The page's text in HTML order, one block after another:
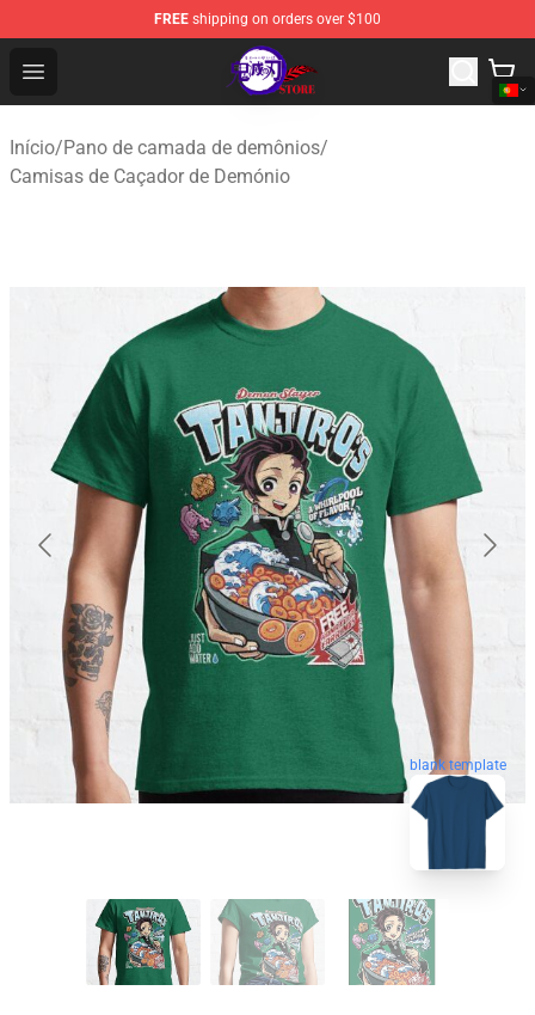
FREE shipping on orders over $100
Open menu
Kimetsu no Yaiba Store - Official Kimetsu no Yaiba
Início/Pano de camada de demônios/
Camisas de Caçador de Demónio
blank template